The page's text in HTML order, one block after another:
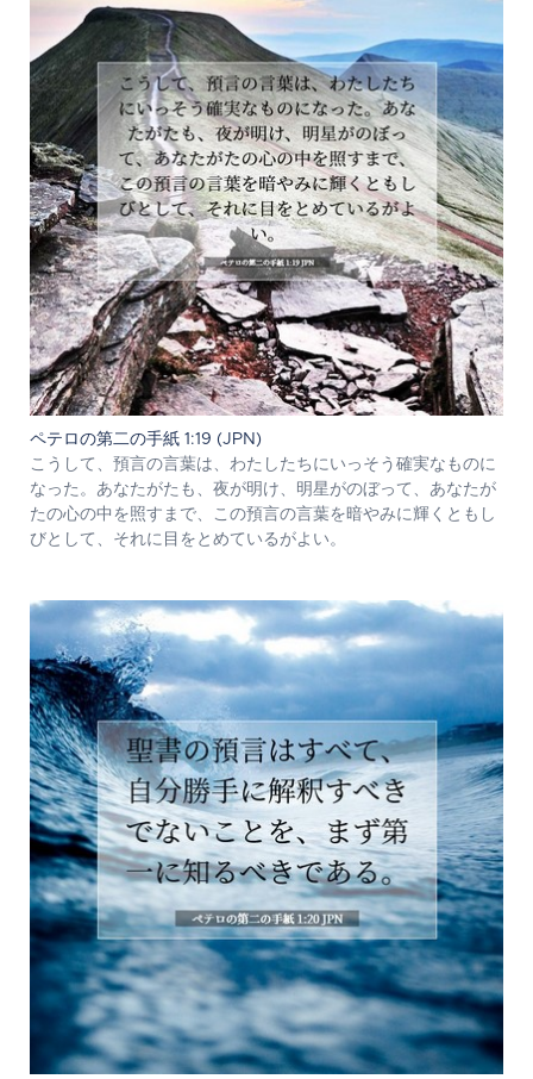
ペテロの第二の手紙 1:19 (JPN)
こうして、預言の言葉は、わたしたちにいっそう確実なものに
なった。あなたがたも、夜が明け、明星がのぼって、あなたが
たの心の中を照すまで、この預言の言葉を暗やみに輝くともし
びとして、それに目をとめているがよい。